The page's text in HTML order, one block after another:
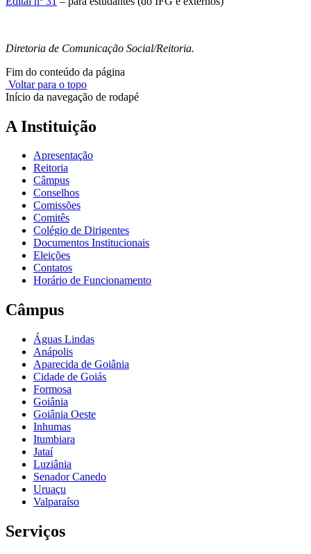
Diretoria de Comunicação Social/Reitoria.
Fim do conteúdo da página
Voltar para o topo
Início da navegação de rodapé
A Instituição
Apresentação
Reitoria
Câmpus
Conselhos
Comissões
Comitês
Colégio de Dirigentes
Documentos Institucionais
Eleições
Contatos
Horário de Funcionamento
Câmpus
Águas Lindas
Anápolis
Aparecida de Goiânia
Cidade de Goiás
Formosa
Goiânia
Goiânia Oeste
Inhumas
Itumbiara
Jataí
Luziânia
Senador Canedo
Uruaçu
Valparaíso
Serviços